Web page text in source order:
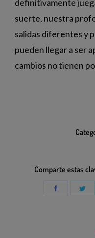
definitivamente
suerte, nuestra
salidas diferentes y
pueden llegar a ser
cambios no tienen
Comparte estas